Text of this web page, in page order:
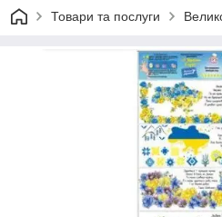
Товари та послуги